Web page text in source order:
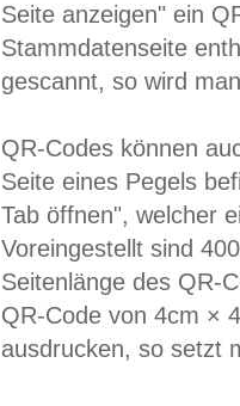
Seite anzeigen" ein
Stammdatenseite
gescannt, so wird
QR-Codes können
Seite eines Pegels
Tab öffnen", welcher
Voreingestellt sind
Seitenlänge des QR-
QR-Code von 4cm ×
ausdrucken, so setzt